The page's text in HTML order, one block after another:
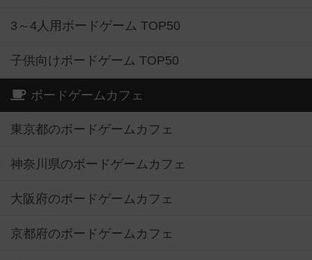
3～4人用ボードゲーム TOP50
子供向けボードゲーム TOP50
ボードゲームカフェ
東京都のボードゲームカフェ
神奈川県のボードゲームカフェ
大阪府のボードゲームカフェ
京都府のボードゲームカフェ